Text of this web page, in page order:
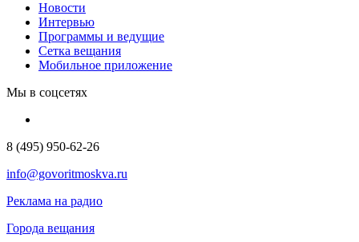
Новости
Интервью
Программы и ведущие
Сетка вещания
Мобильное приложение
Мы в соцсетях
8 (495) 950-62-26
info@govoritmoskva.ru
Реклама на радио
Города вещания